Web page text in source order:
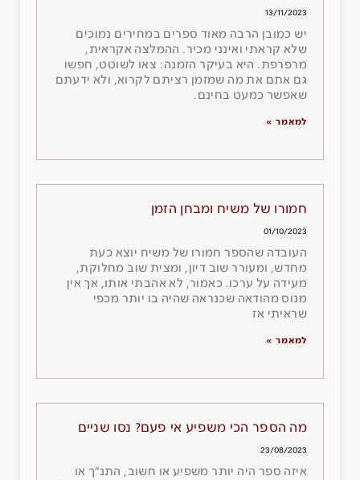
13/11/2023
יש כמובן הרבה מאוד ספרים במחירים נמוכים
שלא קראתי ואינני מכיר. ההמלצה אקראית,
מרפרפת. היא בעיקר הזמנה: צאו לשוטט, חפשו
גם אתם את מה שמזמן רציתם לקרוא, ולא ידעתם
שאפשר כמעט בחינם.
למאמר »
חמורו של משיח ומבחן הזמן
01/10/2023
העובדה שהספר חמורו של משיח יוצא כעת
מחדש, ומעורר שוב דיון, ומצית שוב מחלוקת,
מעידה על ערכו. כאמור, לא אהבתי אותו, אך אין
מנוס מהודאה שכנראה שהיה בו יותר מכפי
שראיתי אז
למאמר »
מה הספר הכי משפיע אי פעם? נסו שניים
23/08/2023
איזה ספר היה יותר משפיע או חשוב, התנ״ך או